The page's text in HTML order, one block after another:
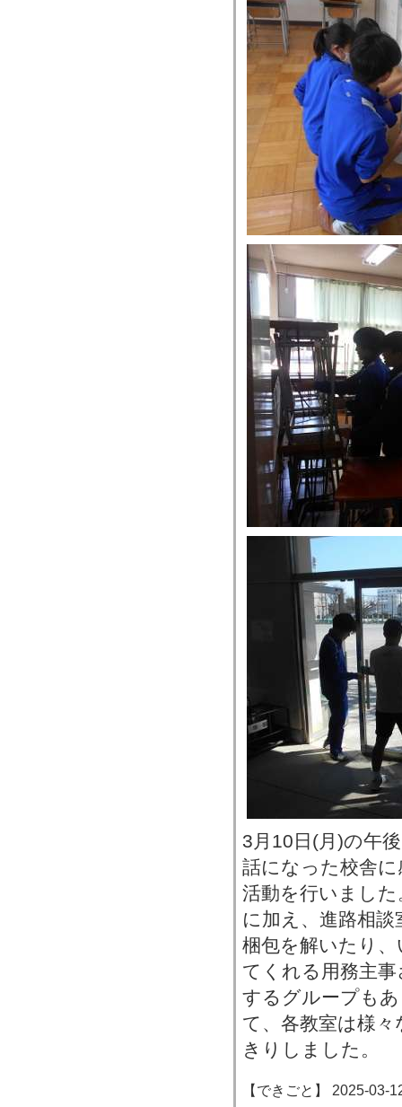
3月10日(月)の午
話になった校舎
活動を行いまし
に加え、進路相
梱包を解いたり
てくれる用務主
するグループも
て、各教室は様
きりしました。
【できごと】 2025-03-